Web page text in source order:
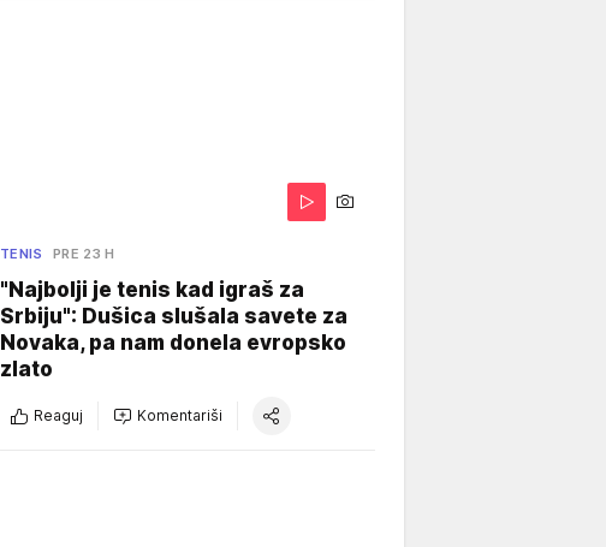
TENIS PRE 23 H
"Najbolji je tenis kad igraš za
Srbiju": Dušica slušala savete za
Novaka, pa nam donela evropsko
zlato
Reaguj Komentariši